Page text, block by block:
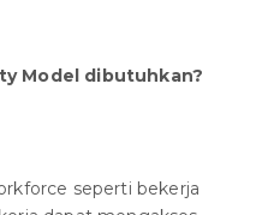
Model dibutuhkan?
seperti bekerja